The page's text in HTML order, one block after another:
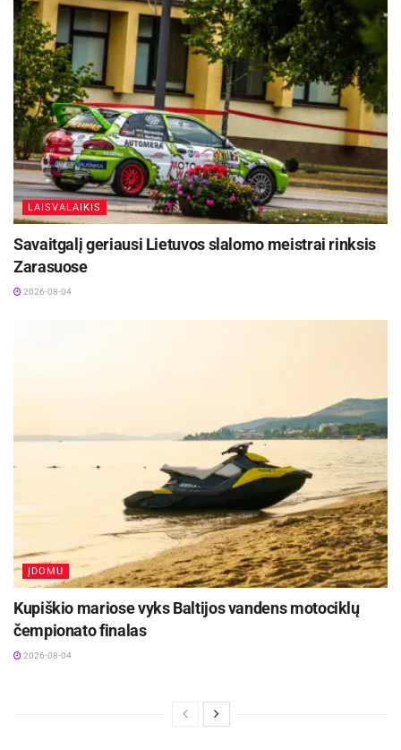
LAISVALAIKIS
Savaitgalį geriausi Lietuvos slalomo meistrai rinksis
Zarasuose
2026-08-04
ĮDOMU
Kupiškio mariose vyks Baltijos vandens motociklų
čempionato finalas
2026-08-04